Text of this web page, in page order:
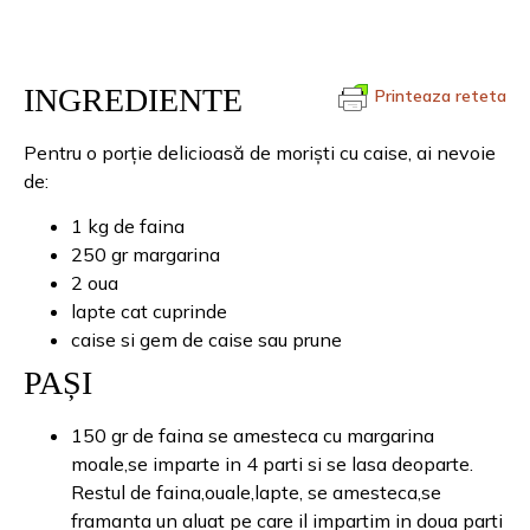
Printeaza reteta
INGREDIENTE
Pentru o porție delicioasă de moriști cu caise, ai nevoie
de:
1 kg de faina
250 gr margarina
2 oua
lapte cat cuprinde
caise si gem de caise sau prune
PAȘI
150 gr de faina se amesteca cu margarina
moale,se imparte in 4 parti si se lasa deoparte.
Restul de faina,ouale,lapte, se amesteca,se
framanta un aluat pe care il impartim in doua parti